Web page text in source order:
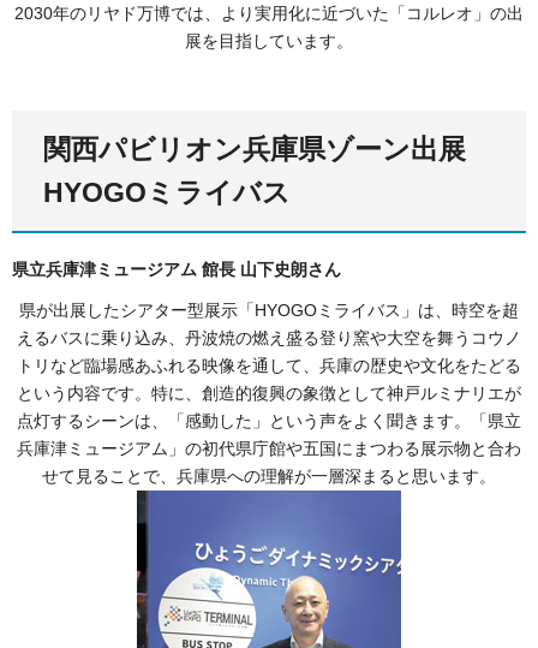
2030年のリヤド万博では、より実用化に近づいた「コルレオ」の出
展を目指しています。
関西パビリオン兵庫県ゾーン出展
HYOGOミライバス
県立兵庫津ミュージアム 館長 山下史朗さん
県が出展したシアター型展示「HYOGOミライバス」は、時空を超
えるバスに乗り込み、丹波焼の燃え盛る登り窯や大空を舞うコウノ
トリなど臨場感あふれる映像を通して、兵庫の歴史や文化をたどる
という内容です。特に、創造的復興の象徴として神戸ルミナリエが
点灯するシーンは、「感動した」という声をよく聞きます。「県立
兵庫津ミュージアム」の初代県庁館や五国にまつわる展示物と合わ
せて見ることで、兵庫県への理解が一層深まると思います。